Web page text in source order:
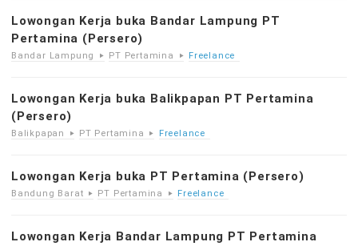
Lowongan Kerja buka Bandar Lampung PT
Pertamina (Persero)
Bandar Lampung PT Pertamina Freelance
Lowongan Kerja buka Balikpapan PT Pertamina
(Persero)
Balikpapan PT Pertamina Freelance
Lowongan Kerja buka PT Pertamina (Persero)
Bandung Barat PT Pertamina Freelance
Lowongan Kerja Bandar Lampung PT Pertamina